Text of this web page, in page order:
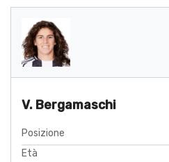
V. Bergamaschi
Posizione
Età